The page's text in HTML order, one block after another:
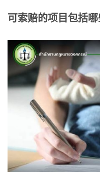
可索赔的项目包括哪